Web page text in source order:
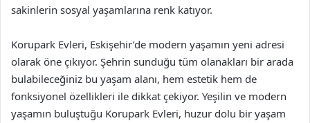
sakinlerin sosyal yaşamlarına renk katıyor.
Korupark Evleri, Eskişehir’de modern yaşamın yeni adresi
olarak öne çıkıyor. Şehrin sunduğu tüm olanakları bir arada
bulabileceğiniz bu yaşam alanı, hem estetik hem de
fonksiyonel özellikleri ile dikkat çekiyor. Yeşilin ve modern
yaşamın buluştuğu Korupark Evleri, huzur dolu bir yaşam